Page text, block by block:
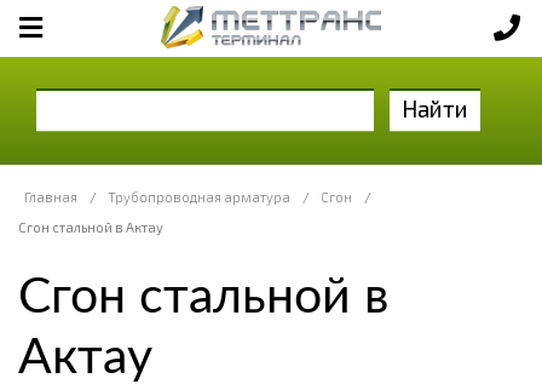
Найти
Главная / Трубопроводная арматура / Сгон
/
Сгон стальной в Актау
Сгон стальной в
Актау